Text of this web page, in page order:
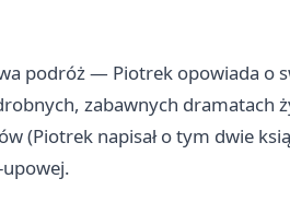
podróż — Piotrek opowiada o
zabawnych dramatach
(Piotrek napisał o tym dwie